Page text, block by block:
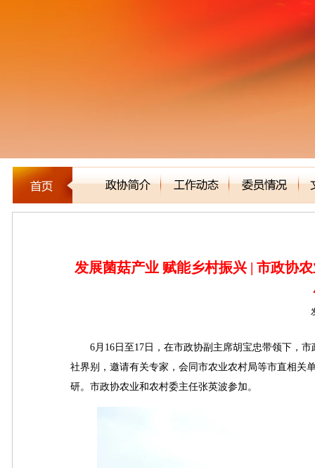
发展菌菇产业 赋能乡村振兴 | 市政协
6月16日至17日，在市政协副主席胡宝忠带领下，市
社界别，邀请有关专家，会同市农业农村局等市直相关
研。市政协农业和农村委主任张英波参加。